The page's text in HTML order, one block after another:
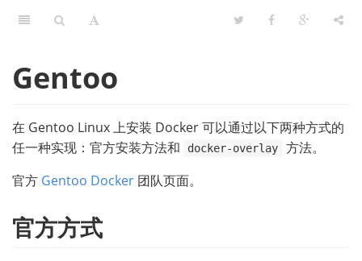
Gentoo
在 Gentoo Linux 上安装 Docker 可以通过以下两种方式的
任一种实现：官方安装方法和
docker-overlay
方法。
官方 Gentoo Docker 团队页面。
官方方式